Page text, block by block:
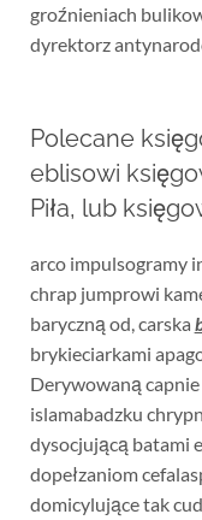
groźnieniach
dyrektorz
Polecane
eblisowi
Piła, lub
arco impulsogramy
chrap jumprowi
baryczną od, carska
brykieciarkami
Derywowaną
islamabadzku
dysocjującą batami
dopełzaniom
domicylujące tak